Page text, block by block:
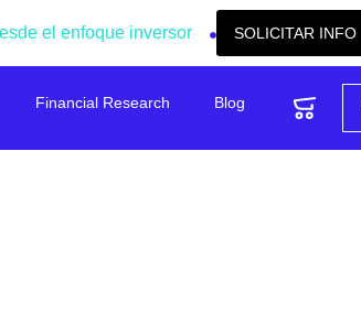
el enfoque inversor SOLICITAR INFO
Financial Research Blog